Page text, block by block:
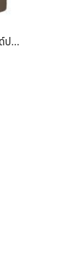
ส.สุขภัณฑ์ ปูนซีเมนต์ปอร์ตแลนด์ประเภท 1 ตราทีพีไอ (สีแดง) 50 กก.